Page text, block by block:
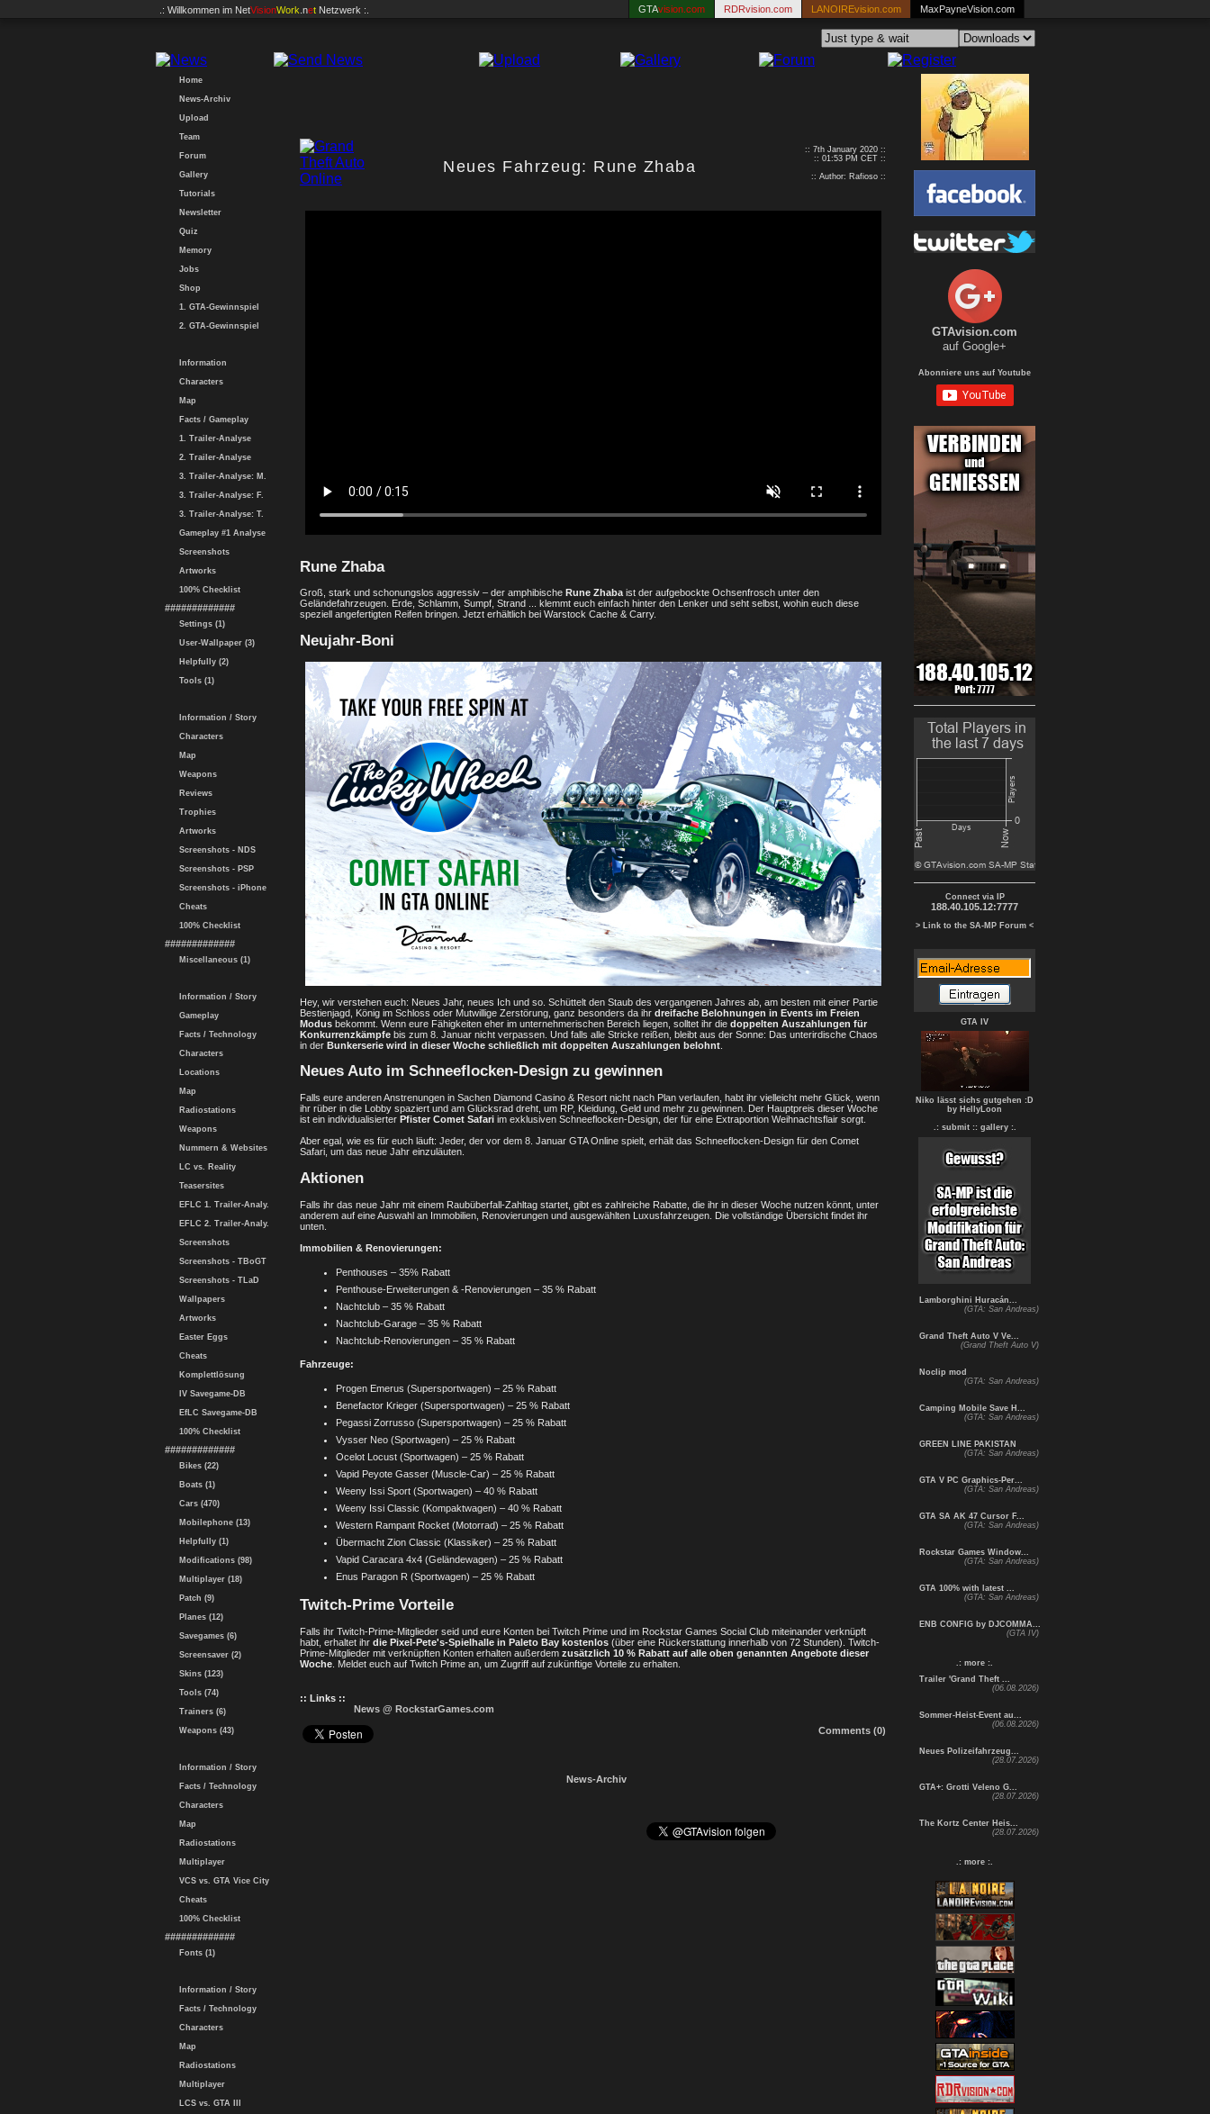
.: Willkommen im NetVisionWork .net Netzwerk :. GTAvision.com RDRvision.com LANOIREvision.com MaxPayneVision.com
Home
News-Archiv
Upload
Team
Forum
Gallery
Tutorials
Newsletter
Quiz
Memory
Jobs
Shop
1. GTA-Gewinnspiel
2. GTA-Gewinnspiel
Information
Characters
Map
Facts / Gameplay
1. Trailer-Analyse
2. Trailer-Analyse
3. Trailer-Analyse: M.
3. Trailer-Analyse: F.
3. Trailer-Analyse: T.
Gameplay #1 Analyse
Screenshots
Artworks
100% Checklist
#############
Settings (1)
User-Wallpaper (3)
Helpfully (2)
Tools (1)
Information / Story
Characters
Map
Weapons
Reviews
Trophies
Artworks
Screenshots - NDS
Screenshots - PSP
Screenshots - iPhone
Cheats
100% Checklist
#############
Miscellaneous (1)
Information / Story
Gameplay
Facts / Technology
Characters
Locations
Map
Radiostations
Weapons
Nummern & Websites
LC vs. Reality
Teasersites
EFLC 1. Trailer-Analy.
EFLC 2. Trailer-Analy.
Screenshots
Screenshots - TBoGT
Screenshots - TLaD
Wallpapers
Artworks
Easter Eggs
Cheats
Komplettlösung
IV Savegame-DB
EfLC Savegame-DB
100% Checklist
#############
Bikes (22)
Boats (1)
Cars (470)
Mobilephone (13)
Helpfully (1)
Modifications (98)
Multiplayer (18)
Patch (9)
Planes (12)
Savegames (6)
Screensaver (2)
Skins (123)
Tools (74)
Trainers (6)
Weapons (43)
Information / Story
Facts / Technology
Characters
Map
Radiostations
Multiplayer
VCS vs. GTA Vice City
Cheats
100% Checklist
#############
Fonts (1)
Information / Story
Facts / Technology
Characters
Map
Radiostations
Multiplayer
LCS vs. GTA III
Neues Fahrzeug: Rune Zhaba
:: 7th January 2020 ::
:: 01:53 PM CET ::
:: Author: Rafioso ::
Rune Zhaba
Groß, stark und schonungslos aggressiv – der amphibische Rune Zhaba ist der aufgebockte Ochsenfrosch unter den
Geländefahrzeugen. Erde, Schlamm, Sumpf, Strand ... klemmt euch einfach hinter den Lenker und seht selbst, wohin euch diese
speziell angefertigten Reifen bringen. Jetzt erhältlich bei Warstock Cache & Carry.
Neujahr-Boni
Hey, wir verstehen euch: Neues Jahr, neues Ich und so. Schüttelt den Staub des vergangenen Jahres ab, am besten mit einer Partie
Bestienjagd, König im Schloss oder Mutwillige Zerstörung, ganz besonders da ihr dreifache Belohnungen in Events im Freien
Modus bekommt. Wenn eure Fähigkeiten eher im unternehmerischen Bereich liegen, solltet ihr die doppelten Auszahlungen für
Konkurrenzkämpfe bis zum 8. Januar nicht verpassen. Und falls alle Stricke reißen, bleibt aus der Sonne: Das unterirdische Chaos
in der Bunkerserie wird in dieser Woche schließlich mit doppelten Auszahlungen belohnt
Neues Auto im Schneeflocken-Design zu gewinnen
Falls eure anderen Anstrenungen in Sachen Diamond Casino & Resort nicht nach Plan verlaufen, habt ihr vielleicht mehr Glück, wenn
ihr rüber in die Lobby spaziert und am Glücksrad dreht, um RP, Kleidung, Geld und mehr zu gewinnen. Der Hauptpreis dieser Woche
ist ein individualisierter Pfister Comet Safari im exklusiven Schneeflocken-Design, der für eine Extraportion Weihnachtsflair sorgt.
Aber egal, wie es für euch läuft: Jeder, der vor dem 8. Januar GTA Online spielt, erhält das Schneeflocken-Design für den Comet
Safari, um das neue Jahr einzuläuten.
Aktionen
Falls ihr das neue Jahr mit einem Raubüberfall-Zahltag startet, gibt es zahlreiche Rabatte, die ihr in dieser Woche nutzen könnt, unter
anderem auf eine Auswahl an Immobilien, Renovierungen und ausgewählten Luxusfahrzeugen. Die vollständige Übersicht findet ihr
unten.
Immobilien & Renovierungen:
Penthouses – 35% Rabatt
Penthouse-Erweiterungen & -Renovierungen – 35 % Rabatt
Nachtclub – 35 % Rabatt
Nachtclub-Garage – 35 % Rabatt
Nachtclub-Renovierungen – 35 % Rabatt
Fahrzeuge:
Progen Emerus (Supersportwagen) – 25 % Rabatt
Benefactor Krieger (Supersportwagen) – 25 % Rabatt
Pegassi Zorrusso (Supersportwagen) – 25 % Rabatt
Vysser Neo (Sportwagen) – 25 % Rabatt
Ocelot Locust (Sportwagen) – 25 % Rabatt
Vapid Peyote Gasser (Muscle-Car) – 25 % Rabatt
Weeny Issi Sport (Sportwagen) – 40 % Rabatt
Weeny Issi Classic (Kompaktwagen) – 40 % Rabatt
Western Rampant Rocket (Motorrad) – 25 % Rabatt
Übermacht Zion Classic (Klassiker) – 25 % Rabatt
Vapid Caracara 4x4 (Geländewagen) – 25 % Rabatt
Enus Paragon R (Sportwagen) – 25 % Rabatt
Twitch-Prime Vorteile
Falls ihr Twitch-Prime-Mitglieder seid und eure Konten bei Twitch Prime und im Rockstar Games Social Club miteinander verknüpft
habt, erhaltet ihr die Pixel-Pete's-Spielhalle in Paleto Bay kostenlos (über eine Rückerstattung innerhalb von 72 Stunden). Twitch-
Prime-Mitglieder mit verknüpften Konten erhalten außerdem zusätzlich 10 % Rabatt auf alle oben genannten Angebote dieser
Woche . Meldet euch auf Twitch Prime an, um Zugriff auf zukünftige Vorteile zu erhalten.
:: Links ::
News @ RockstarGames.com
Comments (0)
News-Archiv
GTAvision.com
auf Google+
Abonniere uns auf Youtube
Connect via IP
188.40.105.12:7777
> Link to the SA-MP Forum <
GTA IV
Niko lässt sichs gutgehen :D
by HellyLoon
.: submit : : gallery :.
Lamborghini Huracán...
(GTA: San Andreas)
Grand Theft Auto V Ve...
(Grand Theft Auto V)
Noclip mod
(GTA: San Andreas)
Camping Mobile Save H...
(GTA: San Andreas)
GREEN LINE PAKISTAN
(GTA: San Andreas)
GTA V PC Graphics-Per...
(GTA: San Andreas)
GTA SA AK 47 Cursor F...
(GTA: San Andreas)
Rockstar Games Window...
(GTA: San Andreas)
GTA 100% with latest ...
(GTA: San Andreas)
ENB CONFIG by DJCOMMA...
(GTA IV)
.: more :.
Trailer 'Grand Theft ...
(06.08.2026)
Sommer-Heist-Event au...
(06.08.2026)
Neues Polizeifahrzeug...
(28.07.2026)
GTA+: Grotti Veleno G...
(28.07.2026)
The Kortz Center Heis...
(28.07.2026)
.: more :.